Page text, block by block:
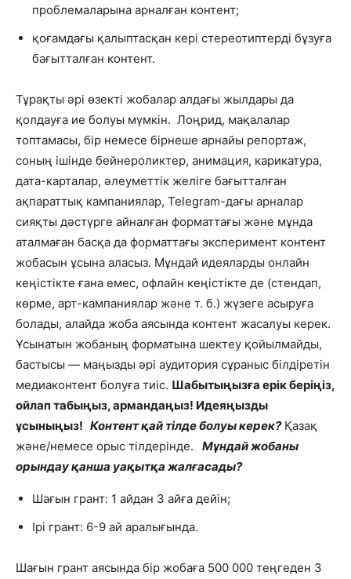
проблемаларына арналған контент;
қоғамдағы қалыптасқан кері стереотиптерді бұзуға
бағытталған контент.
Тұрақты әрі өзекті жобалар алдағы жылдары да
қолдауға ие болуы мүмкін. Лоңрид, мақалалар
топтамасы, бір немесе бірнеше арнайы репортаж,
соның ішінде бейнероликтер, анимация, карикатура,
дата-карталар, әлеуметтік желіге бағытталған
ақпараттық кампаниялар, Telegram-дағы арналар
сияқты дәстүрге айналған форматтағы және мұнда
аталмаған басқа да форматтағы эксперимент контент
жобасын ұсына аласыз. Мұндай идеяларды онлайн
кеңістікте ғана емес, офлайн кеңістікте де (стендап,
көрме, арт-кампаниялар және т. б.) жүзеге асыруға
болады, алайда жоба аясында контент жасалуы керек.
Ұсынатын жобаның форматына шектеу қойылмайды,
бастысы — маңызды әрі аудитория сұраныс білдіретін
медиаконтент болуға тиіс. Шабытыңызға ерік беріңіз,
ойлап табыңыз, армандаңыз! Идеяңызды
ұсыныңыз! Контент қай тілде болуы керек?Қазақ
және/немесе орыс тілдерінде.
Мұндай жобаны
орындау қанша уақытқа жалғасады?
Шағын грант: 1 айдан 3 айға дейін;
Ірі грант: 6-9 ай аралығында.
Шағын грант аясында бір жобаға 500 000 теңгеден 3